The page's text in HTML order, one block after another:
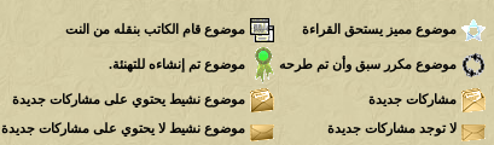
موضوع مميز يستحق القراءة موضوع قام الكاتب بنقله من النت
موضوع مكرر سبق وأن تم طرحه موضوع تم إنشاءه للتهنئة.
مشاركات جديدة
موضوع نشيط يحتوي على مشاركات جديدة
لا توجد مشاركات جديدة
موضوع نشيط لا يحتوي على مشاركات جديدة